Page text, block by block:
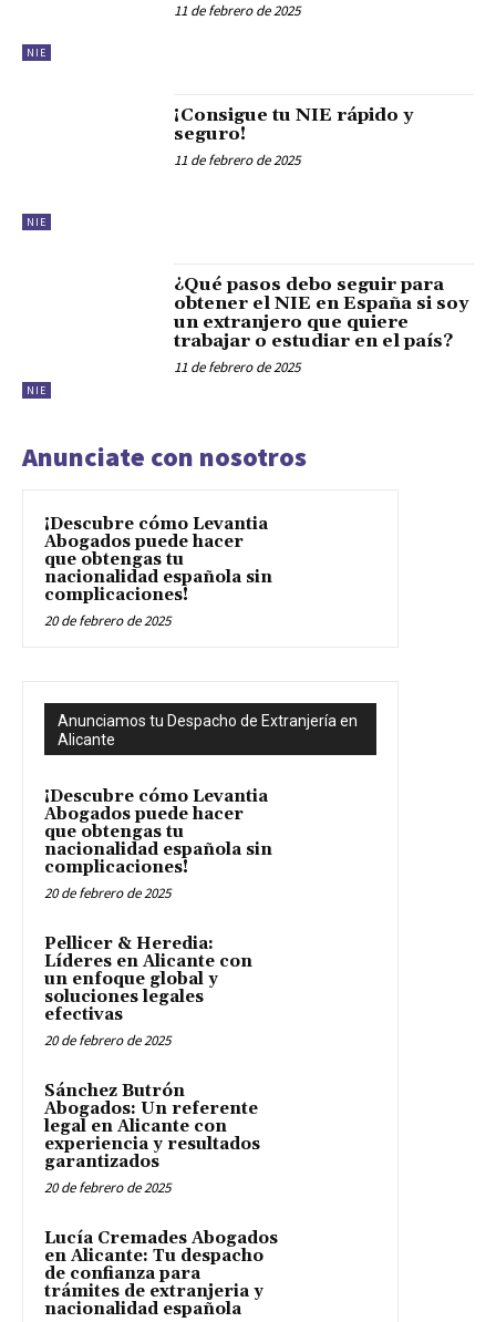
NIE
11 de febrero de 2025
NIE
¡Consigue tu NIE rápido y
seguro!
11 de febrero de 2025
NIE
¿Qué pasos debo seguir para
obtener el NIE en España si soy
un extranjero que quiere
trabajar o estudiar en el país?
11 de febrero de 2025
Anunciate con nosotros
¡Descubre cómo Levantia
Abogados puede hacer
que obtengas tu
nacionalidad española sin
complicaciones!
20 de febrero de 2025
Anunciamos tu Despacho de Extranjería en
Alicante
¡Descubre cómo Levantia
Abogados puede hacer
que obtengas tu
nacionalidad española sin
complicaciones!
20 de febrero de 2025
Pellicer & Heredia:
Líderes en Alicante con
un enfoque global y
soluciones legales
efectivas
20 de febrero de 2025
Sánchez Butrón
Abogados: Un referente
legal en Alicante con
experiencia y resultados
garantizados
20 de febrero de 2025
Lucía Cremades Abogados
en Alicante: Tu despacho
de confianza para
trámites de extranjeria y
nacionalidad española